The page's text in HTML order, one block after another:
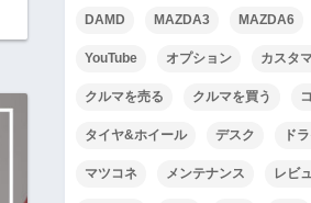
DAMD MAZDA3 MAZDA6
YouTube オプション カスタ
クルマを売る クルマを買う
タイヤ&ホイール デスク ド
マツコネ メンテナンス レビ